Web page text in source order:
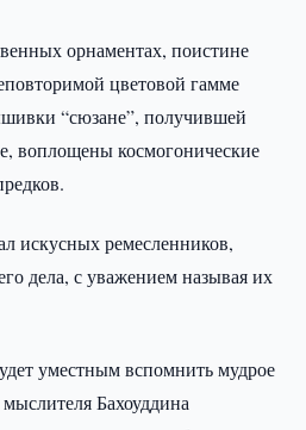
орнаментах, поистине
цветовой гамме
“сюзане”, получившей
воплощены космогонические
искусных ремесленников,
дела, с уважением называя их
уместным вспомнить мудрое
Бахоуддина